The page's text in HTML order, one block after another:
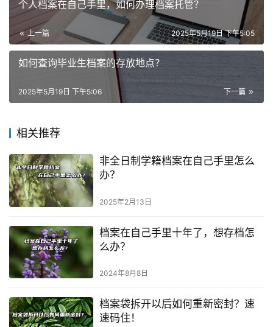
个人档案在自己手里，如何办理档案托管？
上一篇 2025年5月19日 下午5:05
如何查询毕业生档案的存放地点？
下一篇
2025年5月19日 下午5:06
相关推荐
非全日制学籍档案在自己手里怎么
办？
2025年2月13日
档案在自己手里十年了，想存档怎
么办？
2024年8月8日
档案袋拆开以后如何重新密封？速
速码住！